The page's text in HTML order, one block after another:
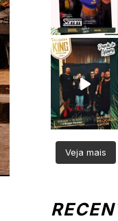
Veja mais